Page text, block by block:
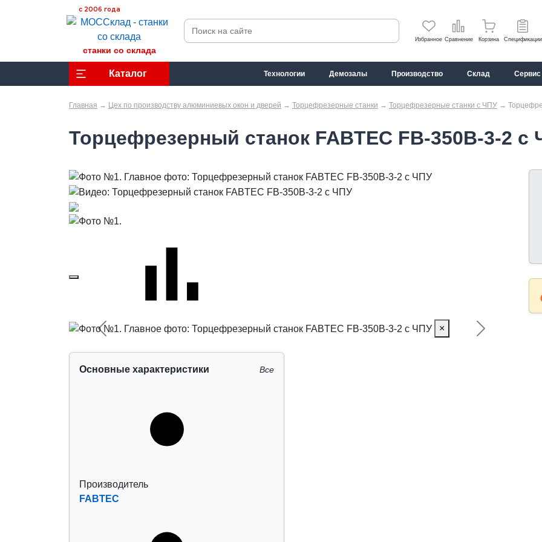
с 2006 года
станки со склада
Избранное Сравнение Корзина Спецификации
Каталог Технологии Демозалы Производство Склад Сервис
Главная → Цех по производству алюминиевых окон и дверей → Торцефрезерные станки → Торцефрезерные станки с ЧПУ →
Торцефрезерный станок FABTEC FB-350B-3-2 с
×
Предыдущий Следующий
Основные характеристики Все
Производитель
FABTEC